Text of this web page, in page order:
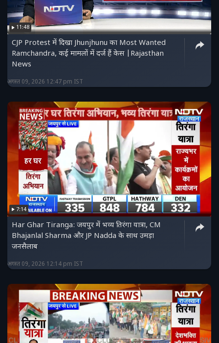
11:48
CJP Protest में दिखा Jhunjhunu का Most Wanted
Ramchandra, कई मामलों में दर्ज हैं केस |Rajasthan
News
अगस्त 09, 2026 12:47 pm IST
7:14
Har Ghar Tiranga: जयपुर में भव्य तिरंगा यात्रा, CM
Bhajanlal Sharma और JP Nadda के साथ उमड़ा
जनसैलाब
अगस्त 09, 2026 12:14 pm IST